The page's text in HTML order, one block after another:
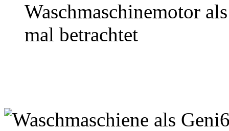
Waschmaschinemotor
mal betrachtet